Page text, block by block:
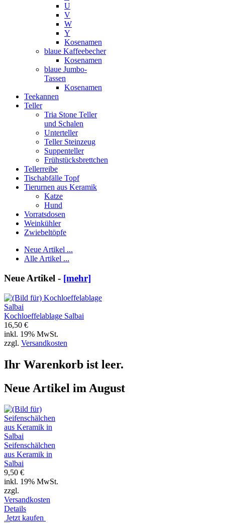
U
V
W
Y
Kosenamen
blaue Kaffeebecher
Kosenamen
blaue Jumbo-
Tassen
Kosenamen
Teekannen
Teller
Tria Stone Teller
und Schalen
Unterteller
Teller Steinzeug
Suppenteller
Frühstücksbrettchen
Tellerreibe
Tischabfälle Topf
Tierurnen aus Keramik
Katze
Hund
Vorratsdosen
Weinkühler
Zwiebeltöpfe
Neue Artikel ...
Alle Artikel ...
Neue Artikel - [mehr]
Kochloeffelablage Salbai
16,50 €
inkl. 19% MwSt.
zzgl. Versandkosten
Ihr Warenkorb ist leer.
Neue Artikel im August
Seifenschälchen
aus Keramik in
Salbai
9,50 €
inkl. 19% MwSt.
zzgl.
Versandkosten
Details
Jetzt kaufen